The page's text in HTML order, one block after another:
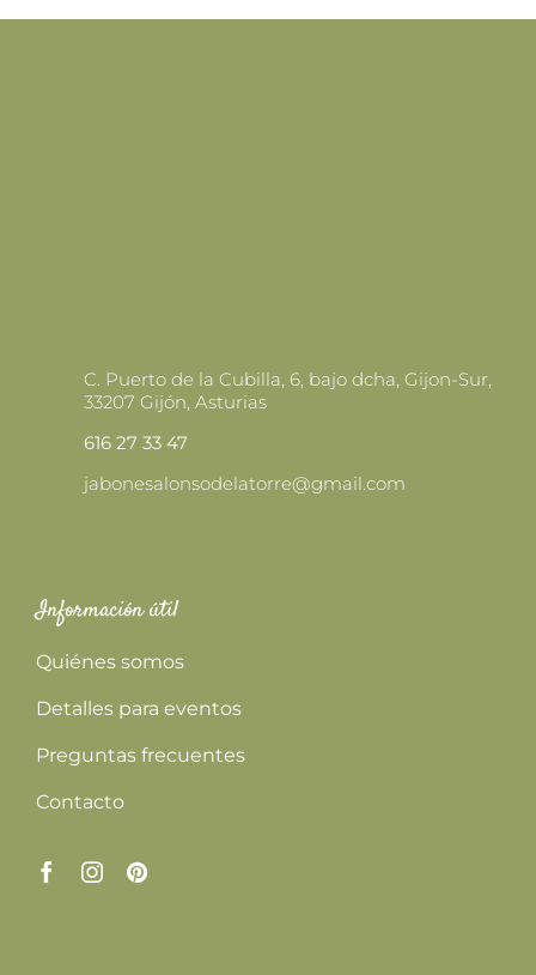
C. Puerto de la Cubilla, 6, bajo dcha, Gijon-Sur,
33207 Gijón, Asturias
616 27 33 47
jabonesalonsodelatorre@gmail.com
Información útil
Quiénes somos
Detalles para eventos
Preguntas frecuentes
Contacto